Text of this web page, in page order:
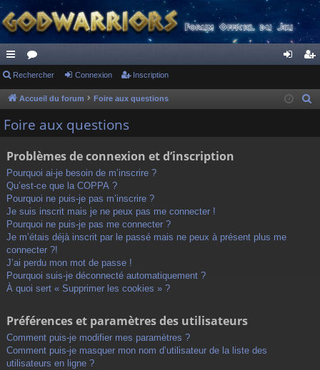
ac
co
ur
s
or
u ne cri
Rechercher Connexion Inscription
Accueil du forum Foire aux questions
Foire aux questions
Problèmes de connexion et d’inscription
Pourquoi ai-je besoin de m’inscrire ?
Qu’est-ce que la COPPA ?
Pourquoi ne puis-je pas m’inscrire ?
Je suis inscrit mais je ne peux pas me connecter !
Pourquoi ne puis-je pas me connecter ?
Je m’étais déjà inscrit par le passé mais ne peux à présent plus me
connecter ?!
J’ai perdu mon mot de passe !
Pourquoi suis-je déconnecté automatiquement ?
À quoi sert « Supprimer les cookies » ?
Préférences et paramètres des utilisateurs
Comment puis-je modifier mes paramètres ?
Comment puis-je masquer mon nom d’utilisateur de la liste des
utilisateurs en ligne ?